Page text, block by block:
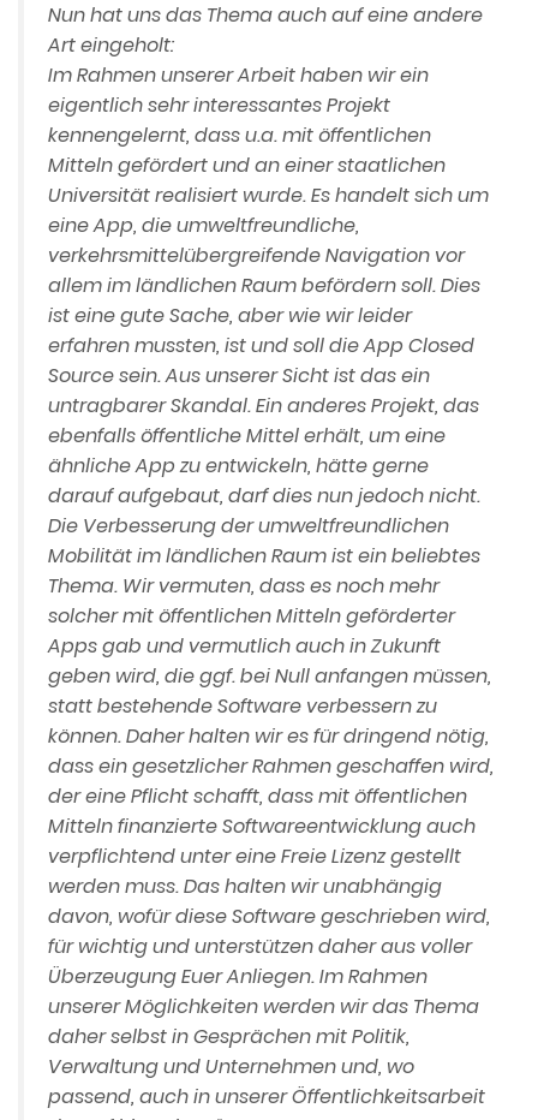
Nun hat uns das Thema auch auf eine andere
Art eingeholt:
Im Rahmen unserer Arbeit haben wir ein
eigentlich sehr interessantes Projekt
kennengelernt, dass u.a. mit öffentlichen
Mitteln gefördert und an einer staatlichen
Universität realisiert wurde. Es handelt sich um
eine App, die umweltfreundliche,
verkehrsmittelübergreifende Navigation vor
allem im ländlichen Raum befördern soll. Dies
ist eine gute Sache, aber wie wir leider
erfahren mussten, ist und soll die App Closed
Source sein. Aus unserer Sicht ist das ein
untragbarer Skandal. Ein anderes Projekt, das
ebenfalls öffentliche Mittel erhält, um eine
ähnliche App zu entwickeln, hätte gerne
darauf aufgebaut, darf dies nun jedoch nicht.
Die Verbesserung der umweltfreundlichen
Mobilität im ländlichen Raum ist ein beliebtes
Thema. Wir vermuten, dass es noch mehr
solcher mit öffentlichen Mitteln geförderter
Apps gab und vermutlich auch in Zukunft
geben wird, die ggf. bei Null anfangen müssen,
statt bestehende Software verbessern zu
können. Daher halten wir es für dringend nötig,
dass ein gesetzlicher Rahmen geschaffen wird,
der eine Pflicht schafft, dass mit öffentlichen
Mitteln finanzierte Softwareentwicklung auch
verpflichtend unter eine Freie Lizenz gestellt
werden muss. Das halten wir unabhängig
davon, wofür diese Software geschrieben wird,
für wichtig und unterstützen daher aus voller
Überzeugung Euer Anliegen. Im Rahmen
unserer Möglichkeiten werden wir das Thema
daher selbst in Gesprächen mit Politik,
Verwaltung und Unternehmen und, wo
passend, auch in unserer Öffentlichkeitsarbeit